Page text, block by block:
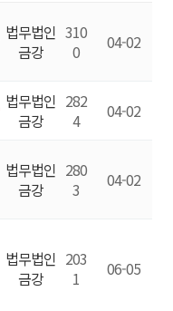
법무법인
금강
310
0
04-02
법무법인
금강
282
4
04-02
법무법인
금강
280
3
04-02
법무법인
금강
203
1
06-05